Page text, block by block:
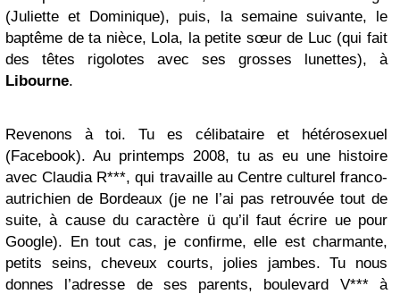
(Juliette et Dominique), puis, la semaine suivante, le
baptême de ta nièce, Lola, la petite sœur de Luc (qui fait
des têtes rigolotes avec ses grosses lunettes), à
Libourne.
Revenons à toi. Tu es célibataire et hétérosexuel
(Facebook). Au printemps 2008, tu as eu une histoire
avec Claudia R***, qui travaille au Centre culturel franco-
autrichien de Bordeaux (je ne l’ai pas retrouvée tout de
suite, à cause du caractère ü qu’il faut écrire ue pour
Google). En tout cas, je confirme, elle est charmante,
petits seins, cheveux courts, jolies jambes. Tu nous
donnes l’adresse de ses parents, boulevard V*** à